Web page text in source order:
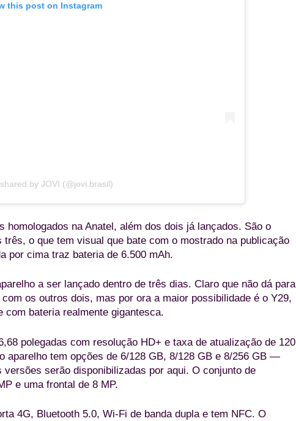
this post on Instagram
by JOVI (@jovi.brasil)
homologados na Anatel, além dos dois já lançados. São o
três, o que tem visual que bate com o mostrado na publicação
por cima traz bateria de 6.500 mAh.
a ser lançado dentro de três dias. Claro que não dá para
os outros dois, mas por ora a maior possibilidade é o Y29,
com bateria realmente gigantesca.
polegadas com resolução HD+ e taxa de atualização de 120
aparelho tem opções de 6/128 GB, 8/128 GB e 8/256 GB —
serão disponibilizadas por aqui. O conjunto de
e uma frontal de 8 MP.
4G, Bluetooth 5.0, Wi-Fi de banda dupla e tem NFC. O